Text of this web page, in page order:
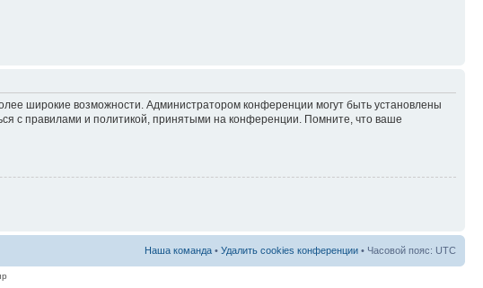
широкие возможности. Администратором конференции могут быть установлены
с правилами и политикой, принятыми на конференции. Помните, что ваше
Наша команда • Удалить cookies конференции • Часовой пояс: UTC